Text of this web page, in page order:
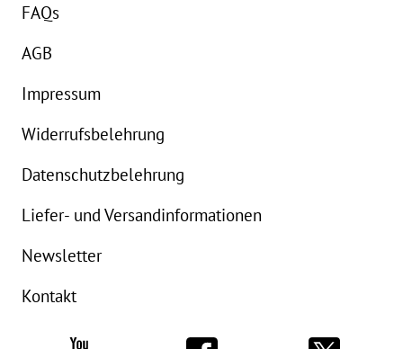
FAQs
AGB
Impressum
Widerrufsbelehrung
Datenschutzbelehrung
Liefer- und Versandinformationen
Newsletter
Kontakt